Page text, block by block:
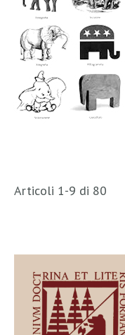
Articoli 1-9 di 80